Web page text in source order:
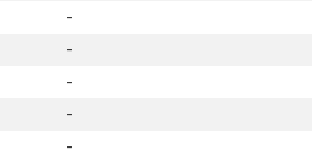
-
-
-
-
-